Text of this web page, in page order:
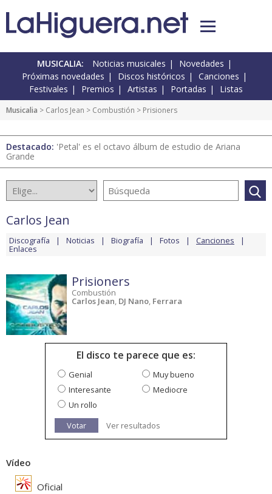
MUSICALIA: Noticias musicales
Novedades
Próximas novedades
Discos históricos
Canciones
Festivales
Premios Artistas Portadas Listas
Musicalia > Carlos Jean > Combustión > Prisioners
Destacado: 'Petal' es el octavo álbum de estudio de Ariana
Grande
Carlos Jean
Discografía Noticias Biografía Fotos Canciones
Enlaces
Prisioners
Combustión
Carlos Jean, DJ Nano, Ferrara
El disco te parece que es:
Genial
Muy bueno
Interesante
Mediocre
Un rollo
Votar
Ver resultados
Vídeo
Oficial